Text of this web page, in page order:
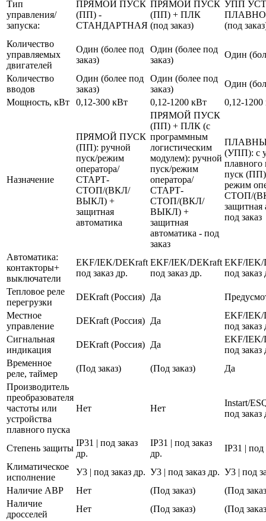
Тип
управления/
запуска:
ПРЯМОЙ ПУСК
(ПП) -
СТАНДАРТНАЯ
ПРЯМОЙ ПУСК
(ПП) + ПЛК
(под заказ)
УПП
(под
Количество
управляемых
двигателей
Один (более под
заказ)
Один (более под
заказ)
Один
Количество
вводов
Один (более под
заказ)
Один (более под
заказ)
Один
Мощность, кВт
0,12-300 кВт 0,12-1200 кВт 0,12-1200
Назначение
ПРЯМОЙ ПУСК
(ПП): ручной
пуск/режим
оператора/
СТАРТ-
СТОП/(ВКЛ/
ВЫКЛ) +
защитная
автоматика
ПРЯМОЙ ПУСК
(ПП) + ПЛК (с
программным
логистическим
модулем): ручной
пуск/режим
оператора/
СТАРТ-
СТОП/(ВКЛ/
ВЫКЛ) +
защитная
автоматика - под
заказ
(УПП): с
плавного
пуск
режим
СТОП/
защитная
под заказ
Автоматика:
контакторы+
выключатели
EKF/IEK/DEKraft
под заказ др.
EKF/IEK/DEKraft
под заказ др.
EKF/IEK/
под заказ
Тепловое реле
перегрузки
DEKraft (Россия) Да
Местное
управление
DEKraft (Россия) Да
EKF/IEK/
под заказ
Сигнальная
индикация
DEKraft (Россия) Да
EKF/IEK/
под заказ
Временное
реле, таймер
(Под заказ) (Под заказ)
Да
Производитель
преобразователя
частоты или
устройства
плавного пуска
Нет Нет
Instart/
под заказ
Степень защиты
IP31 | под заказ
др.
IP31 | под заказ
др.
IP31 | под
Климатическое
исполнение
У3 | под заказ др. У3 | под заказ др. У3 | под
Наличие АВР
Нет (Под заказ)
(Под
Наличие
дросселей
Нет (Под заказ)
(Под